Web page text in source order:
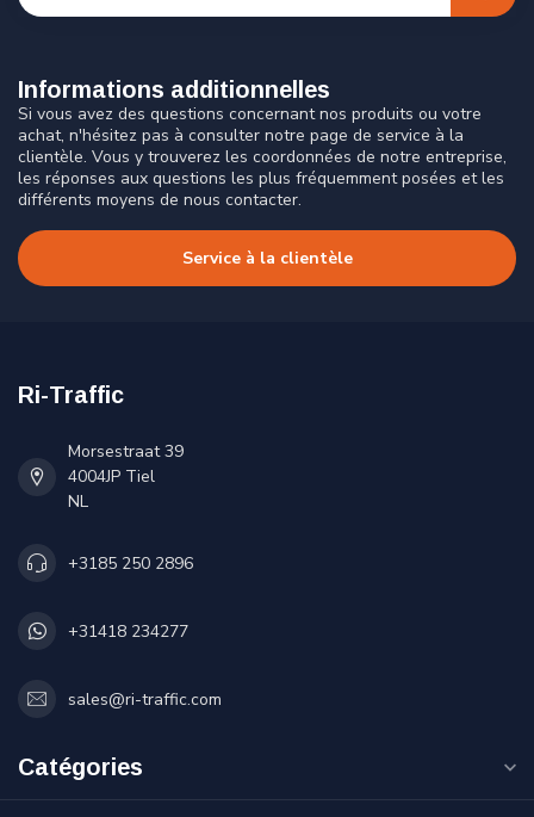
Informations additionnelles
Si vous avez des questions concernant nos produits ou votre
achat, n'hésitez pas à consulter notre page de service à la
clientèle. Vous y trouverez les coordonnées de notre entreprise,
les réponses aux questions les plus fréquemment posées et les
différents moyens de nous contacter.
Service à la clientèle
Ri-Traffic
Morsestraat 39
4004JP Tiel
NL
+3185 250 2896
+31418 234277
sales@ri-traffic.com
Catégories